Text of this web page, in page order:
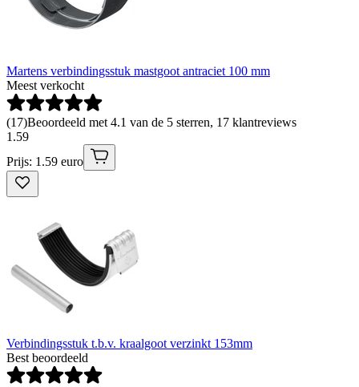
Martens verbindingsstuk mastgoot antraciet 100 mm
Meest verkocht
(17)Beoordeeld met 4.1 van de 5 sterren, 17 klantreviews
1.59
Prijs: 1.59 euro
Verbindingsstuk t.b.v. kraalgoot verzinkt 153mm
Best beoordeeld